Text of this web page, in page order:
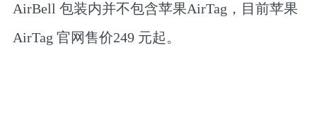
AirBell 包装内并不包含苹果AirTag，目前苹果
AirTag 官网售价249 元起。